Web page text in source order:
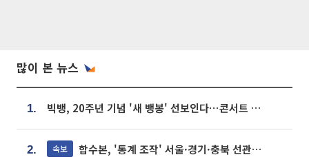
많이 본 뉴스
1. 빅뱅, 20주년 기념 '새 뱅봉' 선보인다⋯콘서트 앞두고 팝업 개최
2. 속보 합수본, '통계 조작' 서울·경기·충북 선관위 등 추가 압수수색